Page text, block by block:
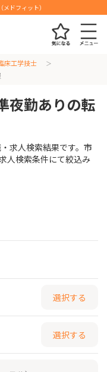
ドフィット）
床工学技士
夜勤ありの転
求人検索結果です。市
人検索条件にて絞込み
選択する
選択する